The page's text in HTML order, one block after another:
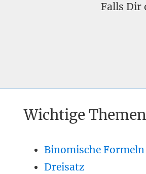
Falls Dir
Wichtige Themen
Binomische Formeln
Dreisatz